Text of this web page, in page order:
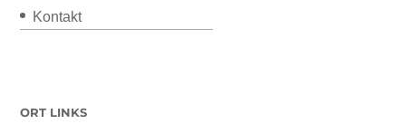
Kontakt
ORT LINKS